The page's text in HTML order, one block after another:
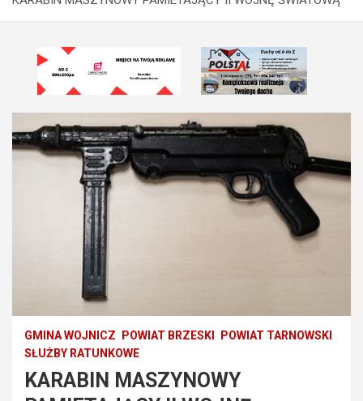
GMINA WOJNICZ POWIAT BRZESKI
POWIAT TARNOWSKI
SŁUŻBY RATUNKOWE
KARABIN MASZYNOWY